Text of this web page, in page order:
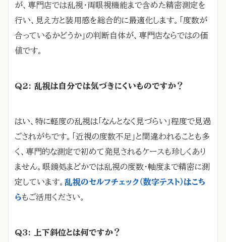
が、専門店では乱視・両眼視機能まで含めた精密測定を
行い、見え方と装用感を総合的に最適化します。「度数が
合っているかどうか」の判断自体が、専門店ならではの価
値です。
Q2: 乱視は自分では気づきにくいものですか？
はい、特に軽度の乱視は「なんとなく見づらい」程度で見過
ごされがちです。「近視の度数不足」と間違われることも多
く、専門的な測定で初めて発見されるケースも珍しくあり
ません。眼鏡処まどかでは乱視の度数・軸度まで精密に測
定しています。 乱視のセルフチェック（数字テスト）はこち
らもご活用ください。
Q3: 上下斜位とは何ですか？